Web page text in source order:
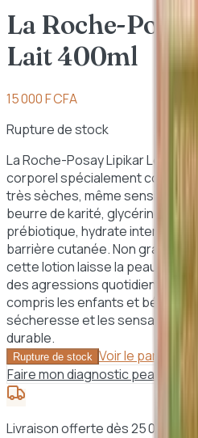
La Roche-
Lait 400ml
15 000 F CFA
Rupture de stock
La Roche-Posay Lipikar Lotion
corporel spécialement conçu
très sèches, même sensibles.
beurre de karité, glycérine,
prébiotique, hydrate
barrière cutanée. Non grasse
cette lotion laisse la peau
des agressions quotidiennes.
compris les enfants et bébés,
sécheresse et les sensations
durable.
Rupture de stock Voir le panier →
Faire mon diagnostic peau
Livraison offerte dès 25 000 F